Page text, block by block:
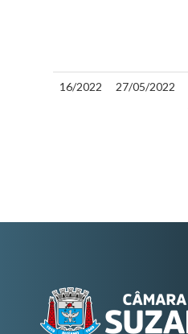
16/2022 27/05/2022